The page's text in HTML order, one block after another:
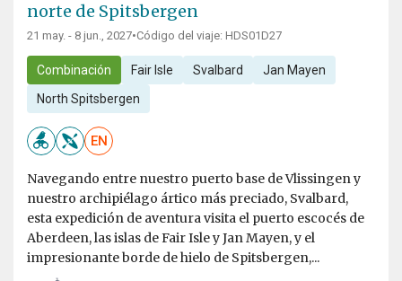
norte de Spitsbergen
21 may. - 8 jun., 2027•Código del viaje: HDS01D27
Combinación Fair Isle Svalbard Jan Mayen
North Spitsbergen
EN
Navegando entre nuestro puerto base de Vlissingen y
nuestro archipiélago ártico más preciado, Svalbard,
esta expedición de aventura visita el puerto escocés de
Aberdeen, las islas de Fair Isle y Jan Mayen, y el
impresionante borde de hielo de Spitsbergen,...